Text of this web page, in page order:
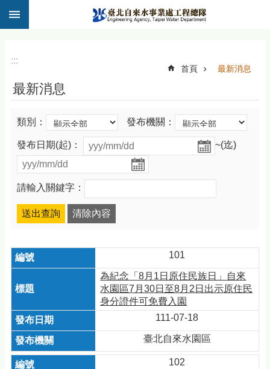
跳到主要內容區塊
:::
首頁 最新消息
最新消息
類別： 發布機關：
發布日期(起)： ~(迄)
請輸入關鍵字：
101
為紀念「8月1日原住民族日」自來
水園區7月30日至8月2日出示原住民
身分證件可免費入園
111-07-18
臺北自來水園區
102